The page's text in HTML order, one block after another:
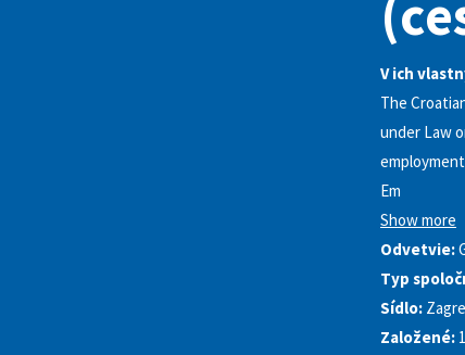
V ich
The
under Law
Em
Show more
Odvetvie:
Typ
Sídlo:
Založené: